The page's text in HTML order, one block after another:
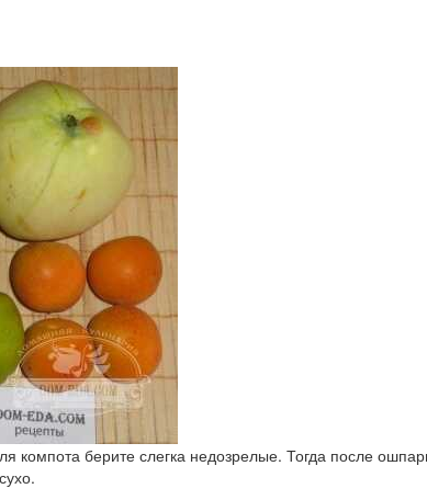
компота берите слегка недозрелые. Тогда после